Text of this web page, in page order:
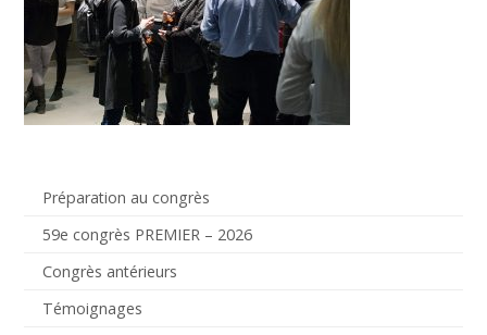
Préparation au congrès
59e congrès PREMIER – 2026
Congrès antérieurs
Témoignages